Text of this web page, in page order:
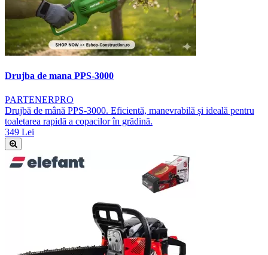
Drujba de mana PPS-3000
PARTENERPRO
Drujbă de mână PPS-3000. Eficientă, manevrabilă și ideală pentru
toaletarea rapidă a copacilor în grădină.
349 Lei